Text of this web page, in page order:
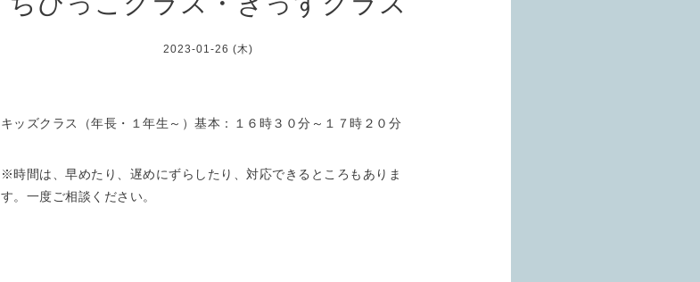
2023-01-26 (木)
キッズクラス（年長・１年生～）基本：１６時３０分～１７時２０分
※時間は、早めたり、遅めにずらしたり、対応できるところもありま
す。一度ご相談ください。